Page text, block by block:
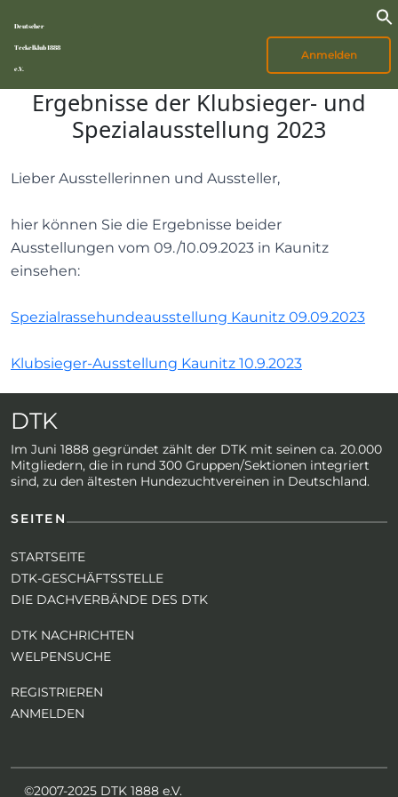
Deutscher
Teckelklub 1888
e.V.
Anmelden
Ergebnisse der Klubsieger- und
Spezialausstellung 2023
Lieber Ausstellerinnen und Aussteller,
hier können Sie die Ergebnisse beider
Ausstellungen vom 09./10.09.2023 in Kaunitz
einsehen:
Spezialrassehundeausstellung Kaunitz 09.09.2023
Klubsieger-Ausstellung Kaunitz 10.9.2023
DTK
Im Juni 1888 gegründet zählt der DTK mit seinen ca. 20.000
Mitgliedern, die in rund 300 Gruppen/Sektionen integriert
sind, zu den ältesten Hundezuchtvereinen in Deutschland.
SEITEN
STARTSEITE
DTK-GESCHÄFTSSTELLE
DIE DACHVERBÄNDE DES DTK
DTK NACHRICHTEN
WELPENSUCHE
REGISTRIEREN
ANMELDEN
©2007-2025 DTK 1888 e.V.